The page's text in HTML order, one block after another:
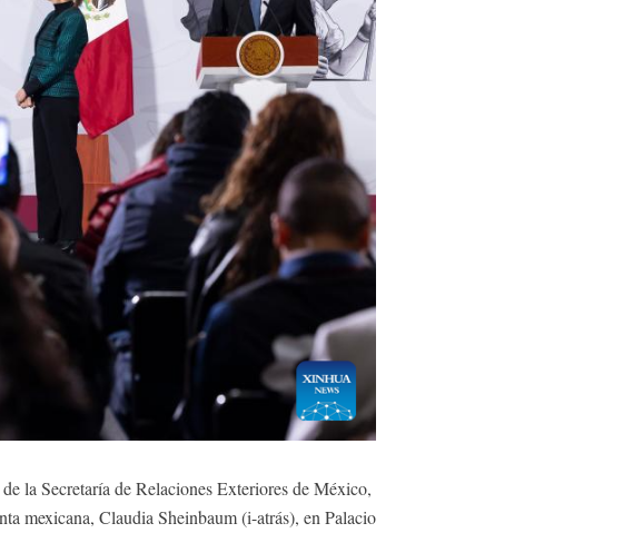
la Secretaría de Relaciones Exteriores de México,
mexicana, Claudia Sheinbaum (i-atrás), en Palacio